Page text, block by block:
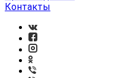
Контакты